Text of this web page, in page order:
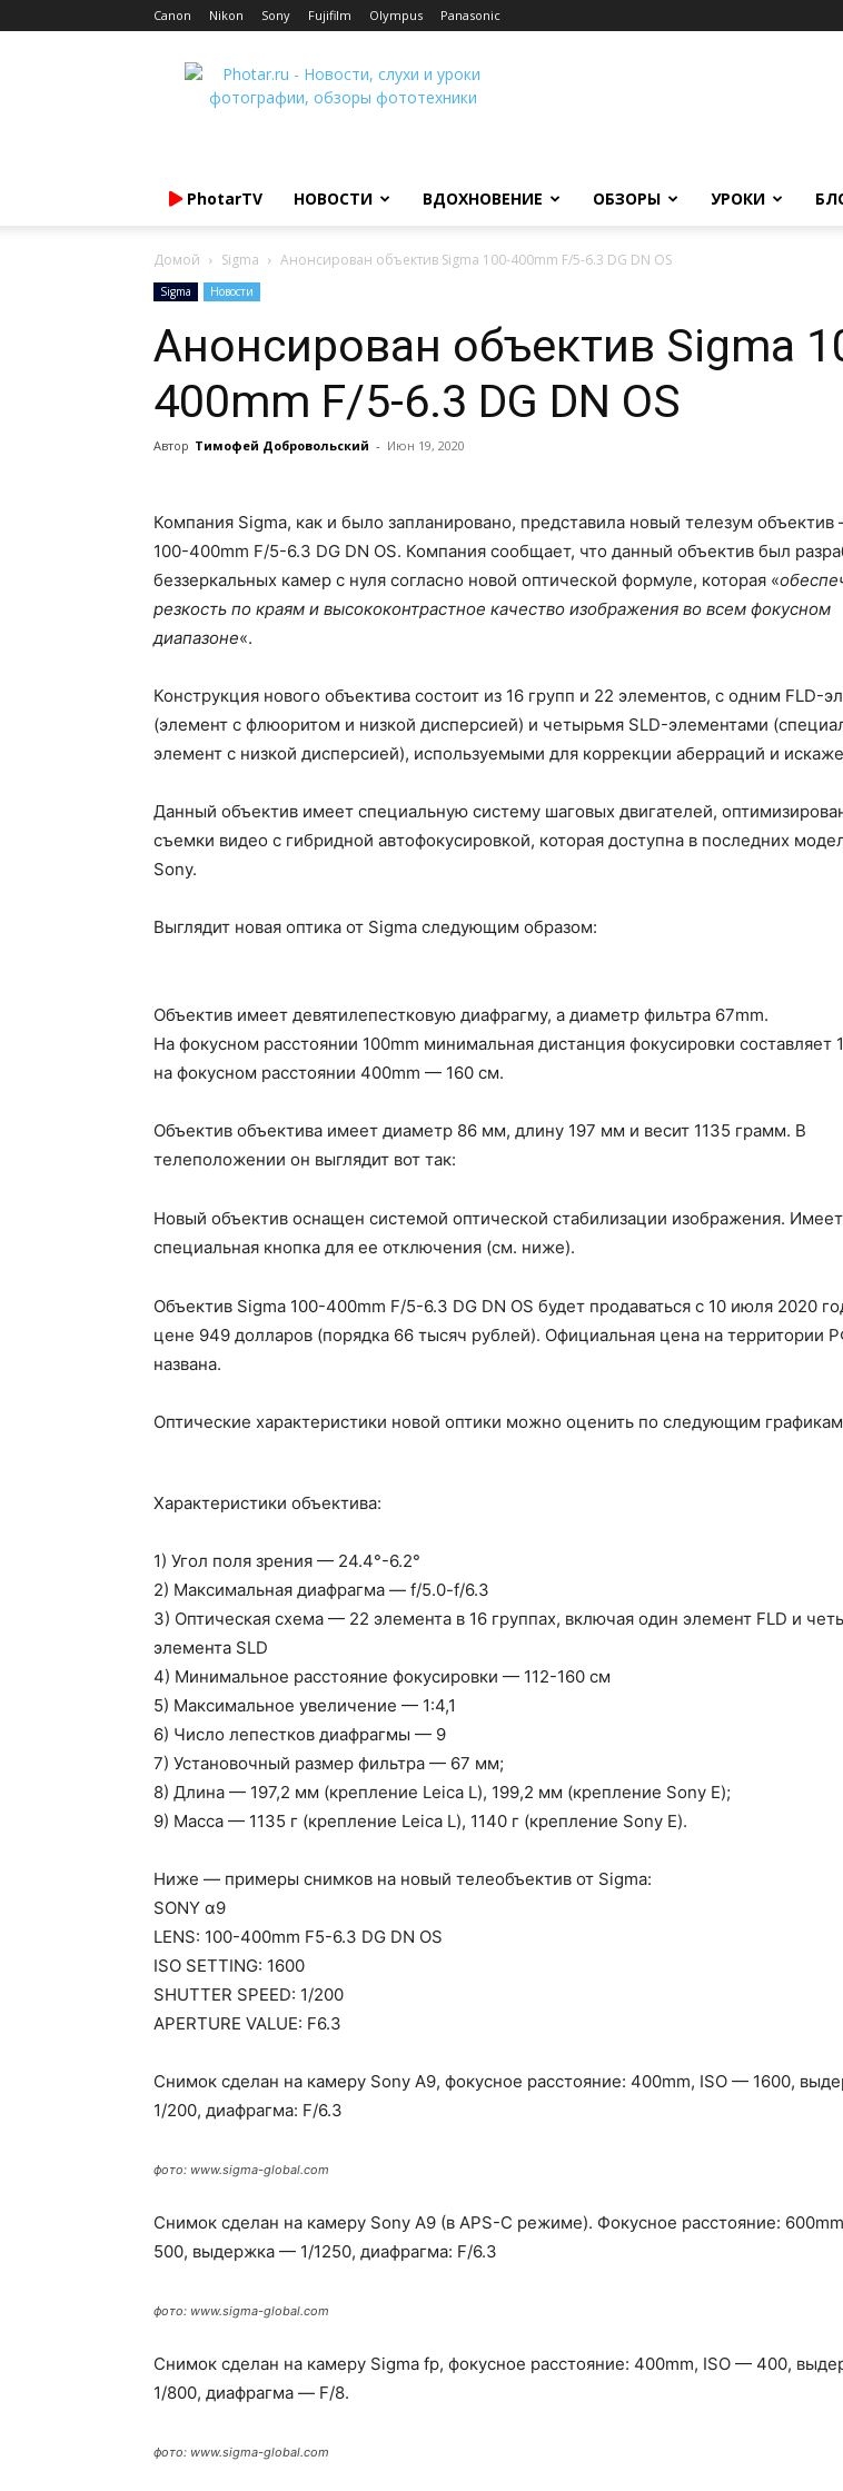
Canon Nikon Sony Fujifilm Olympus Panasonic
Photar.ru
PhotarTV НОВОСТИ ВДОХНОВЕНИЕ ОБЗОРЫ УРОКИ
Домой Sigma Анонсирован объектив Sigma 100-400mm F/5-6.3 DG DN OS
Sigma Новости
Анонсирован объектив Sigma
400mm F/5-6.3 DG DN OS
Автор Тимофей Добровольский - Июн 19, 2020
Компания Sigma, как и было запланировано, представила новый телезум
100-400mm F/5-6.3 DG DN OS. Компания сообщает, что данный объектив был
беззеркальных камер с нуля согласно новой оптической формуле, которая «
резкость по краям и высококонтрастное качество изображения во всем фокусном
диапазоне«.
Конструкция нового объектива состоит из 16 групп и 22 элементов, с одним FLD-
(элемент с флюоритом и низкой дисперсией) и четырьмя SLD-элементами
элемент с низкой дисперсией), используемыми для коррекции аберраций и
Данный объектив имеет специальную систему шаговых двигателей,
съемки видео с гибридной автофокусировкой, которая доступна в последних
Sony.
Выглядит новая оптика от Sigma следующим образом:
Объектив имеет девятилепестковую диафрагму, а диаметр фильтра 67mm.
На фокусном расстоянии 100mm минимальная дистанция фокусировки составляет
на фокусном расстоянии 400mm — 160 см.
Объектив объектива имеет диаметр 86 мм, длину 197 мм и весит 1135 грамм. В
телеположении он выглядит вот так:
Новый объектив оснащен системой оптической стабилизации изображения.
специальная кнопка для ее отключения (см. ниже).
Объектив Sigma 100-400mm F/5-6.3 DG DN OS будет продаваться с 10 июля 2020
цене 949 долларов (порядка 66 тысяч рублей). Официальная цена на территории
названа.
Оптические характеристики новой оптики можно оценить по следующим
Характеристики объектива:
1) Угол поля зрения — 24.4°-6.2°
2) Максимальная диафрагма — f/5.0-f/6.3
3) Оптическая схема — 22 элемента в 16 группах, включая один элемент FLD и
элемента SLD
4) Минимальное расстояние фокусировки — 112-160 см
5) Максимальное увеличение — 1:4,1
6) Число лепестков диафрагмы — 9
7) Установочный размер фильтра — 67 мм;
8) Длина — 197,2 мм (крепление Leica L), 199,2 мм (крепление Sony E);
9) Масса — 1135 г (крепление Leica L), 1140 г (крепление Sony E).
Ниже — примеры снимков на новый телеобъектив от Sigma:
SONY α9
LENS: 100-400mm F5-6.3 DG DN OS
ISO SETTING: 1600
SHUTTER SPEED: 1/200
APERTURE VALUE: F6.3
Снимок сделан на камеру Sony A9, фокусное расстояние: 400mm, ISO — 1600,
1/200, диафрагма: F/6.3
фото: www.sigma-global.com
Снимок сделан на камеру Sony A9 (в APS-C режиме). Фокусное расстояние:
500, выдержка — 1/1250, диафрагма: F/6.3
фото: www.sigma-global.com
Снимок сделан на камеру Sigma fp, фокусное расстояние: 400mm, ISO — 400,
1/800, диафрагма — F/8.
фото: www.sigma-global.com